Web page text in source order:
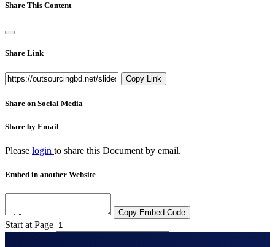
Share This Content
Share Link
Copy Link
Share on Social Media
Share by Email
Please login to share this Document by email.
Embed in another Website
Copy Embed Code
Start at Page